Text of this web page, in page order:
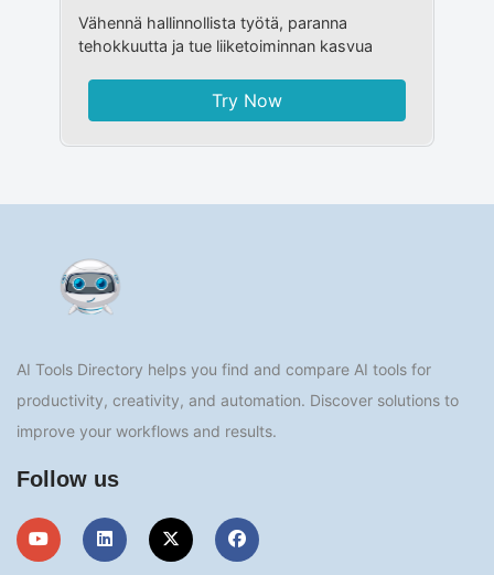
Vähennä hallinnollista työtä, paranna
tehokkuutta ja tue liiketoiminnan kasvua
Try Now
AI Tools Directory helps you find and compare AI tools for
productivity, creativity, and automation. Discover solutions to
improve your workflows and results.
Follow us